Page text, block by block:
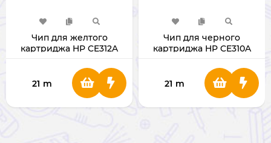
Чип для желтого
картриджа HP CE312A
21 m
Чип для черного
картриджа HP CE310A
21 m